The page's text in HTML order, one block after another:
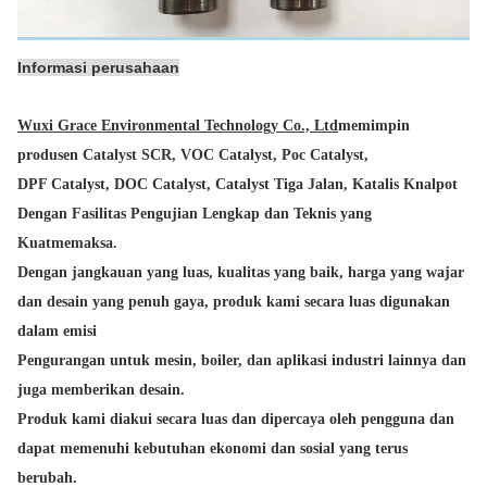
Informasi perusahaan
Wuxi Grace Environmental Technology Co., Ltd memimpin
produsen Catalyst SCR, VOC Catalyst, Poc Catalyst,
DPF Catalyst, DOC Catalyst, Catalyst Tiga Jalan, Katalis Knalpot
Dengan Fasilitas Pengujian Lengkap dan Teknis yang
Kuatmemaksa.
Dengan jangkauan yang luas, kualitas yang baik, harga yang wajar
dan desain yang penuh gaya, produk kami secara luas digunakan
dalam emisi
Pengurangan untuk mesin, boiler, dan aplikasi industri lainnya dan
juga memberikan desain.
Produk kami diakui secara luas dan dipercaya oleh pengguna dan
dapat memenuhi kebutuhan ekonomi dan sosial yang terus
berubah.